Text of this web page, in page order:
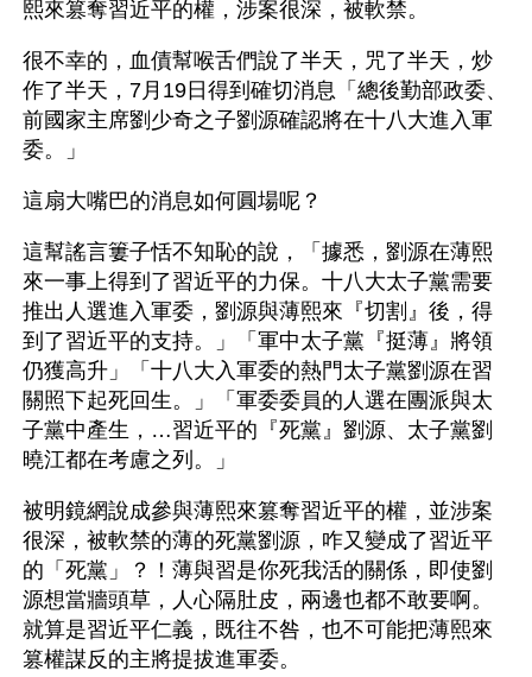
熙來篡奪習近平的權，涉案很深，被軟禁。
很不幸的，血債幫喉舌們說了半天，咒了半天，炒
作了半天，7月19日得到確切消息「總後勤部政委、
前國家主席劉少奇之子劉源確認將在十八大進入軍
委。」
這扇大嘴巴的消息如何圓場呢？
這幫謠言簍子恬不知恥的說，「據悉，劉源在薄熙
來一事上得到了習近平的力保。十八大太子黨需要
推出人選進入軍委，劉源與薄熙來『切割』後，得
到了習近平的支持。」「軍中太子黨『挺薄』將領
仍獲高升」「十八大入軍委的熱門太子黨劉源在習
關照下起死回生。」「軍委委員的人選在團派與太
子黨中產生，…習近平的『死黨』劉源、太子黨劉
曉江都在考慮之列。」
被明鏡網說成參與薄熙來篡奪習近平的權，並涉案
很深，被軟禁的薄的死黨劉源，咋又變成了習近平
的「死黨」？！薄與習是你死我活的關係，即使劉
源想當牆頭草，人心隔肚皮，兩邊也都不敢要啊。
就算是習近平仁義，既往不咎，也不可能把薄熙來
篡權謀反的主將提拔進軍委。